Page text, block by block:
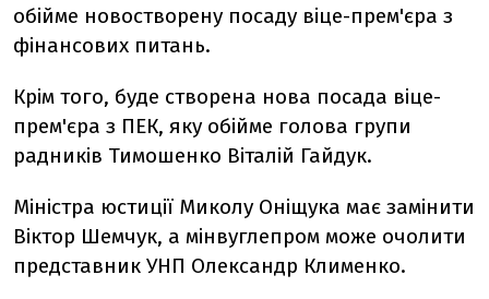
обійме новостворену посаду віце-прем'єра з
фінансових питань.
Крім того, буде створена нова посада віце-
прем'єра з ПЕК, яку обійме голова групи
радників Тимошенко Віталій Гайдук.
Міністра юстиції Миколу Оніщука має замінити
Віктор Шемчук, а мінвуглепром може очолити
представник УНП Олександр Клименко.